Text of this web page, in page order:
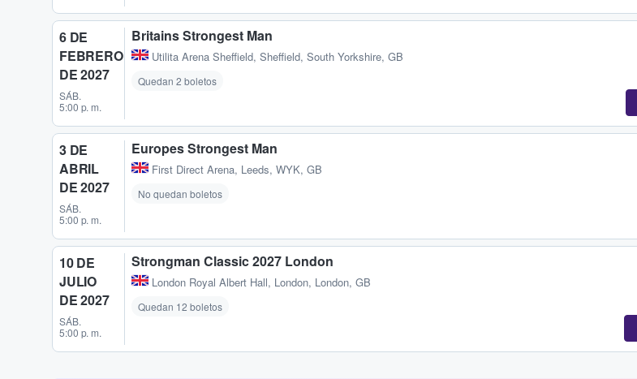
6 DE
FEBRERO
DE 2027
SÁB.
5:00 p. m.
Britains Strongest Man
Utilita Arena Sheffield, Sheffield, South Yorkshire, GB
Quedan 2 boletos
3 DE
ABRIL
DE 2027
SÁB.
5:00 p. m.
Europes Strongest Man
First Direct Arena, Leeds, WYK, GB
No quedan boletos
10 DE
JULIO
DE 2027
SÁB.
5:00 p. m.
Strongman Classic 2027 London
London Royal Albert Hall, London, London, GB
Quedan 12 boletos